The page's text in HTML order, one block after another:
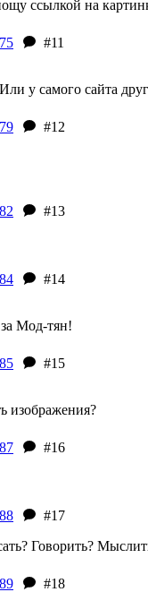
ссылкой на
#11
у самого сайта
#12
#13
#14
Мод-тян!
#15
изображения?
#16
#17
Говорить?
#18